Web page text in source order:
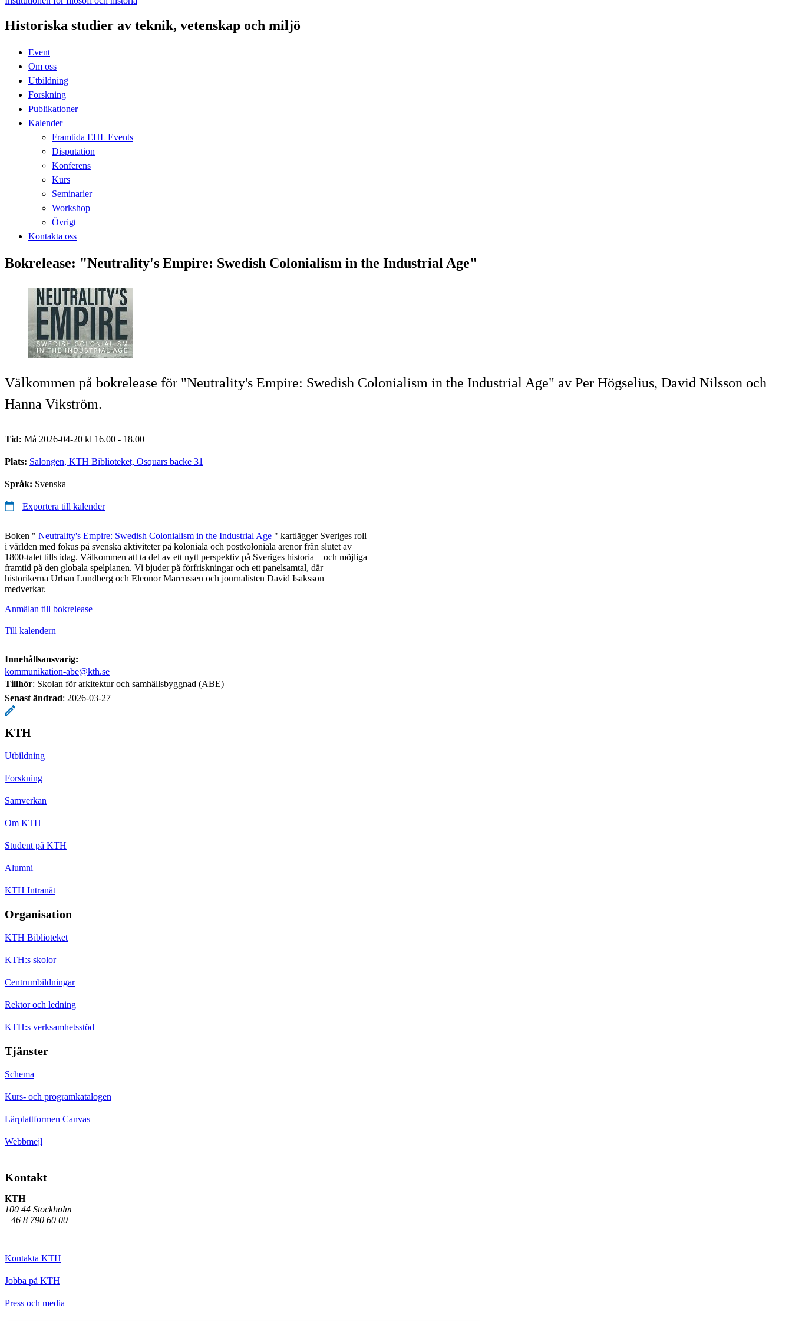
Historiska studier av teknik, vetenskap och miljö
Event
Om oss
Utbildning
Forskning
Publikationer
Kalender
Framtida EHL Events
Disputation
Konferens
Kurs
Seminarier
Workshop
Övrigt
Kontakta oss
Bokrelease: "Neutrality's Empire: Swedish Colonialism in the Industrial Age"
Välkommen på bokrelease för "Neutrality's Empire: Swedish Colonialism in the Industrial Age" av Per Högselius, David Nilsson och
Hanna Vikström.
Tid: Må 2026-04-20 kl 16.00 - 18.00
Plats: Salongen, KTH Biblioteket, Osquars backe 31
Språk: Svenska
Exportera till kalender
Boken " Neutrality's Empire: Swedish Colonialism in the Industrial Age " kartlägger Sveriges roll
i världen med fokus på svenska aktiviteter på koloniala och postkoloniala arenor från slutet av
1800-talet tills idag. Välkommen att ta del av ett nytt perspektiv på Sveriges historia – och möjliga
framtid på den globala spelplanen. Vi bjuder på förfriskningar och ett panelsamtal, där
historikerna Urban Lundberg och Eleonor Marcussen och journalisten David Isaksson
medverkar.
Anmälan till bokrelease
Till kalendern
Innehållsansvarig:
kommunikation-abe@kth.se
Tillhör: Skolan för arkitektur och samhällsbyggnad (ABE)
Senast ändrad: 2026-03-27
KTH
Utbildning
Forskning
Samverkan
Om KTH
Student på KTH
Alumni
KTH Intranät
Organisation
KTH Biblioteket
KTH:s skolor
Centrumbildningar
Rektor och ledning
KTH:s verksamhetsstöd
Tjänster
Schema
Kurs- och programkatalogen
Lärplattformen Canvas
Webbmejl
Kontakt
KTH
100 44 Stockholm
+46 8 790 60 00
Kontakta KTH
Jobba på KTH
Press och media